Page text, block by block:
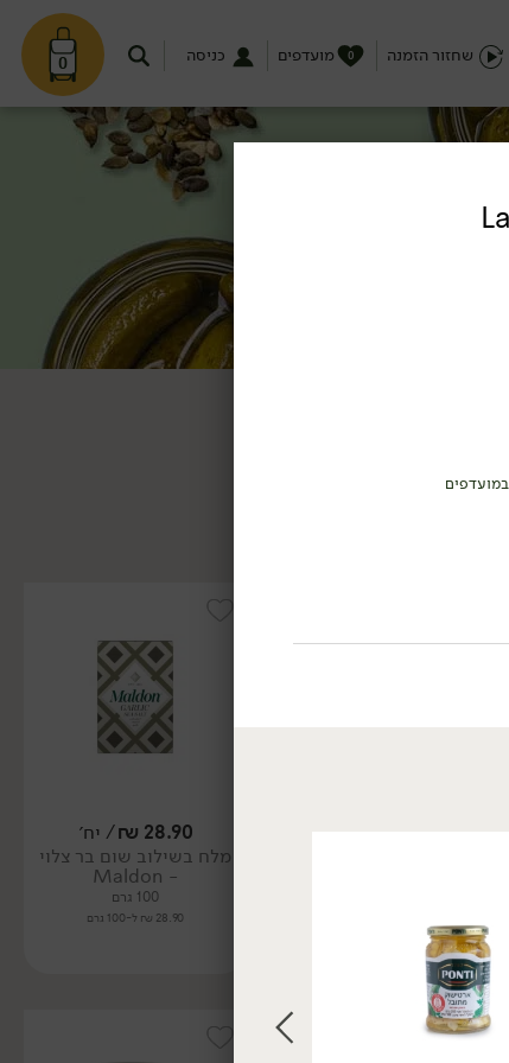
0 שחזור הזמנה מועדפים 0 כניסה
28.90
₪/ יח׳
מלח בשילוב שום בר צלוי
- Maldon
100 גרם
28.90 ₪ ל-100 גרם